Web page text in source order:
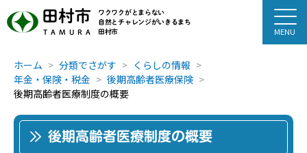
田村市
TAMURA
ワクワクがとまらない
自然とチャレンジがいきるまち
田村市
ホーム 分類でさがす
くらしの情報
年金・保険・税金
後期高齢者医療保険
後期高齢者医療制度の概要
後期高齢者医療制度の概要